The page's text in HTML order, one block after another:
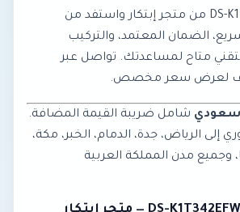
اطلب DS-K1T342EFWX من متجر إبتكار واستفد من
الضمان المعتمد، والتركيب
التقني متاح لمساعدتك. تواصل عبر
لعرض سعر مخصص.
شامل ضريبة القيمة المضافة.
إلى الرياض، جدة، الدمام، الخبر، مكة،
وجميع مدن المملكة العربية